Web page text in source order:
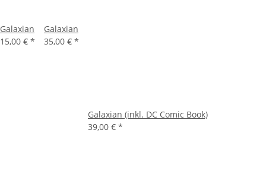
Galaxian
15,00 € *
Galaxian
35,00 € *
Galaxian (inkl. DC Comic Book)
39,00 € *